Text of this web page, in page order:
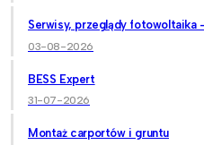
Serwisy, przeglądy fotowoltaika
03-08-2026
BESS Expert
31-07-2026
Montaż carportów i gruntu